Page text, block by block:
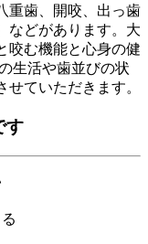
重歯、開咬、出っ歯
などがあります。大
咬む機能と心身の健
生活や歯並びの状
ていただきます。
す